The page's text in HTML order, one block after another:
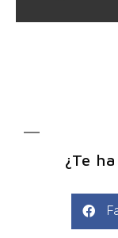
¿Te